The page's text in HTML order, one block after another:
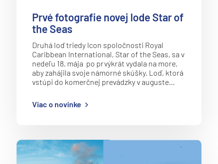
Prvé fotografie novej lode Star of
the Seas
Druhá loď triedy Icon spoločnosti Royal
Caribbean International, Star of the Seas, sa v
nedeľu 18. mája po prvýkrát vydala na more,
aby zahájila svoje námorné skúšky. Loď, ktorá
vstúpi do komerčnej prevádzky v auguste…
Viac o novinke